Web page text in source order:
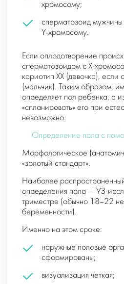
хромосому;
сперматозоид
Y-хромосому.
Если оплодотворение
сперматозоидом с Х-
кариотип XX (девочка),
(мальчик). Таким образом,
определяет пол ребенка, а
«спланировать» его при
невозможно.
Определение пола с
Морфологическое
«золотый стандарт».
Наиболее
определения пола — УЗ-
триместре (обычно 18–22
беременности).
Именно на этом сроке:
наружные половые
сформированы;
визуализация четкая;